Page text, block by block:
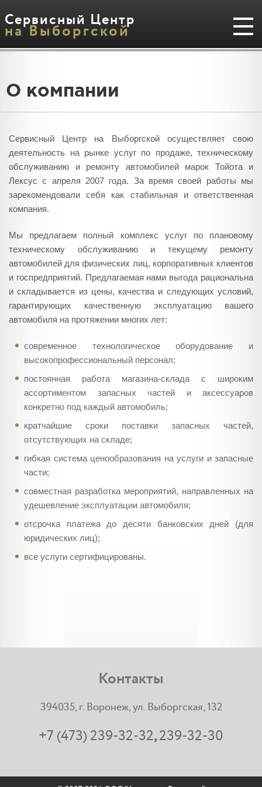
Сервисный Центр
на Выборгской
О компании
Сервисный Центр на Выборгской осуществляет свою
деятельность на рынке услуг по продаже, техническому
обслуживанию и ремонту автомобилей марок Тойота и
Лексус с апреля 2007 года. За время своей работы мы
зарекомендовали себя как стабильная и ответственная
компания.
Мы предлагаем полный комплекс услуг по плановому
техническому обслуживанию и текущему ремонту
автомобилей для физических лиц, корпоративных клиентов
и госпредприятий. Предлагаемая нами выгода рациональна
и складывается из цены, качества и следующих условий,
гарантирующих качественную эксплуатацию вашего
автомобиля на протяжении многих лет:
современное технологическое оборудование и
высокопрофессиональный персонал;
постоянная работа магазина-склада с широким
ассортиментом запасных частей и аксессуаров
конкретно под каждый автомобиль;
кратчайшие сроки поставки запасных частей,
отсутствующих на складе;
гибкая система ценообразования на услуги и запасные
части;
совместная разработка мероприятий, направленных на
удешевление эксплуатации автомобиля;
отсрочка платежа до десяти банковских дней (для
юридических лиц);
все услуги сертифицированы.
Контакты
394035, г. Воронеж, ул. Выборгская, 132
+7 (473) 239-32-32,239-32-30